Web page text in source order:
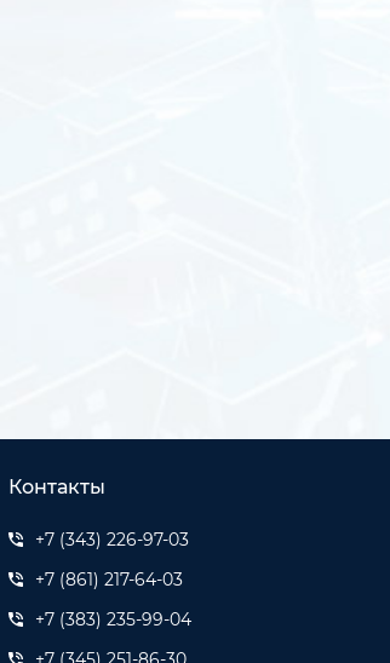
Контакты
+7 (343) 226-97-03
+7 (861) 217-64-03
+7 (383) 235-99-04